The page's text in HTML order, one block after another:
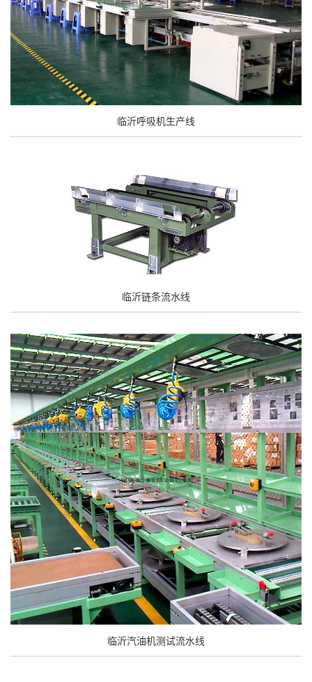
临沂呼吸机生产线
临沂链条流水线
临沂汽油机测试流水线